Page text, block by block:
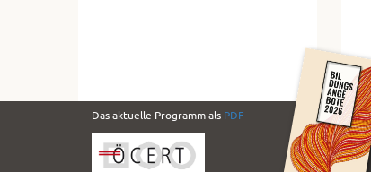
PDF
Folder
Das aktuelle Programm als PDF